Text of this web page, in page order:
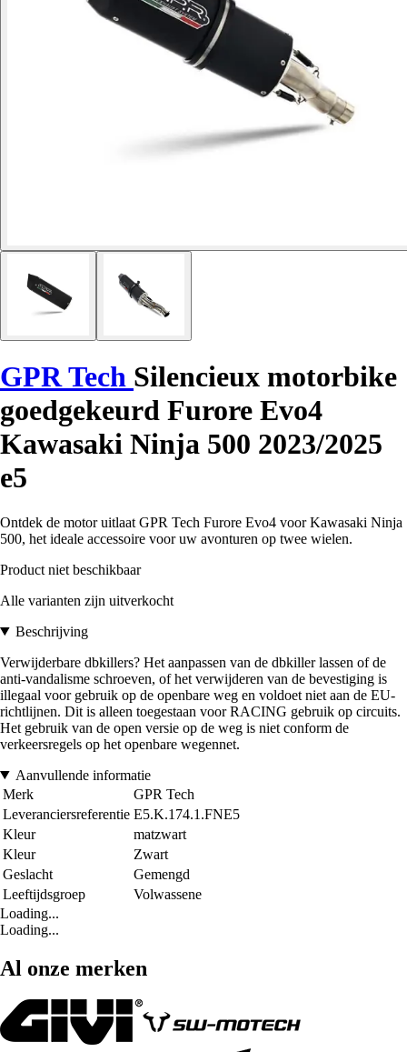
GPR Tech Silencieux motorbike
goedgekeurd Furore Evo4
Kawasaki Ninja 500 2023/2025
e5
Ontdek de motor uitlaat GPR Tech Furore Evo4 voor Kawasaki Ninja
500, het ideale accessoire voor uw avonturen op twee wielen.
Product niet beschikbaar
Alle varianten zijn uitverkocht
Beschrijving
Verwijderbare dbkillers? Het aanpassen van de dbkiller lassen of de
anti-vandalisme schroeven, of het verwijderen van de bevestiging is
illegaal voor gebruik op de openbare weg en voldoet niet aan de EU-
richtlijnen. Dit is alleen toegestaan voor RACING gebruik op circuits.
Het gebruik van de open versie op de weg is niet conform de
verkeersregels op het openbare wegennet.
Aanvullende informatie
Merk
GPR Tech
Leveranciersreferentie E5.K.174.1.FNE5
Kleur
matzwart
Kleur
Zwart
Geslacht
Gemengd
Leeftijdsgroep
Volwassene
Loading...
Loading...
Al onze merken